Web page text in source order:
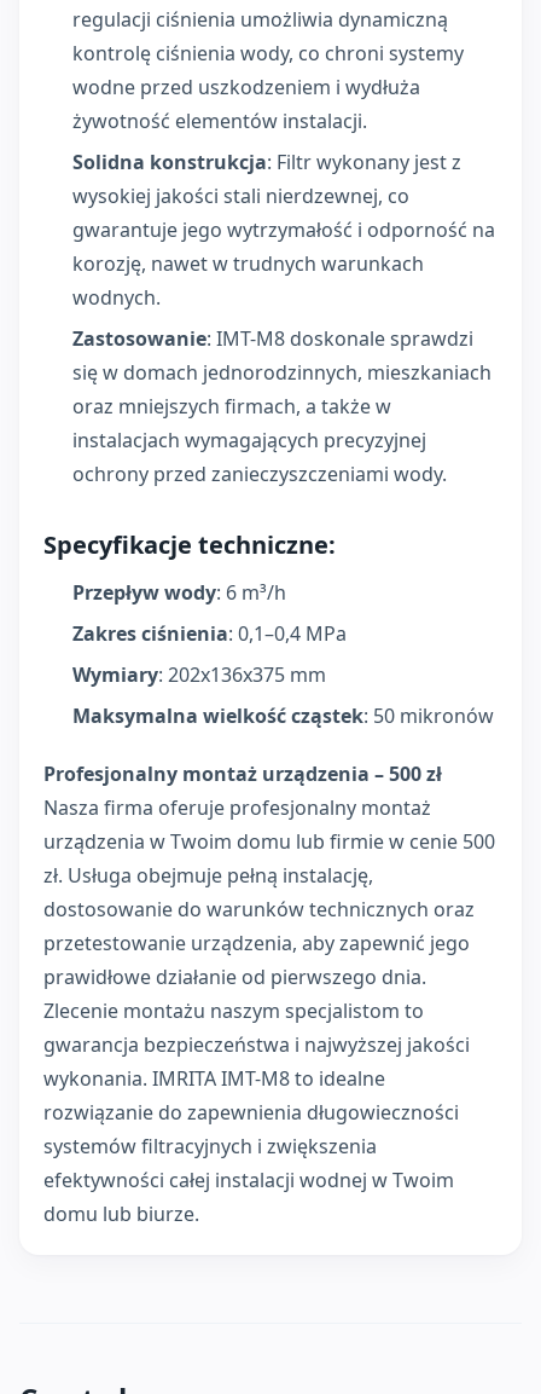
regulacji ciśnienia umożliwia dynamiczną
kontrolę ciśnienia wody, co chroni systemy
wodne przed uszkodzeniem i wydłuża
żywotność elementów instalacji.
Solidna konstrukcja: Filtr wykonany jest z
wysokiej jakości stali nierdzewnej, co
gwarantuje jego wytrzymałość i odporność na
korozję, nawet w trudnych warunkach
wodnych.
Zastosowanie: IMT-M8 doskonale sprawdzi
się w domach jednorodzinnych, mieszkaniach
oraz mniejszych firmach, a także w
instalacjach wymagających precyzyjnej
ochrony przed zanieczyszczeniami wody.
Specyfikacje techniczne:
Przepływ wody: 6 m³/h
Zakres ciśnienia: 0,1–0,4 MPa
Wymiary: 202x136x375 mm
Maksymalna wielkość cząstek: 50 mikronów
Profesjonalny montaż urządzenia – 500 zł
Nasza firma oferuje profesjonalny montaż
urządzenia w Twoim domu lub firmie w cenie 500
zł. Usługa obejmuje pełną instalację,
dostosowanie do warunków technicznych oraz
przetestowanie urządzenia, aby zapewnić jego
prawidłowe działanie od pierwszego dnia.
Zlecenie montażu naszym specjalistom to
gwarancja bezpieczeństwa i najwyższej jakości
wykonania. IMRITA IMT-M8 to idealne
rozwiązanie do zapewnienia długowieczności
systemów filtracyjnych i zwiększenia
efektywności całej instalacji wodnej w Twoim
domu lub biurze.